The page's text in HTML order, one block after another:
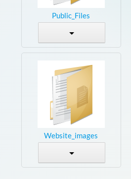
Public_Files
Website_images